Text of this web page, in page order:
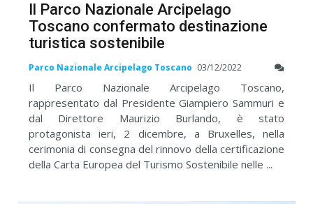
Il Parco Nazionale Arcipelago
Toscano confermato destinazione
turistica sostenibile
Parco Nazionale Arcipelago Toscano 03/12/2022
Il Parco Nazionale Arcipelago Toscano,
rappresentato dal Presidente Giampiero Sammuri e
dal Direttore Maurizio Burlando, è stato
protagonista ieri, 2 dicembre, a Bruxelles, nella
cerimonia di consegna del rinnovo della certificazione
della Carta Europea del Turismo Sostenibile nelle ...